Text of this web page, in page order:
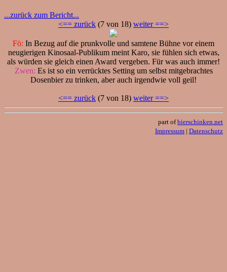
...zurück zum Bericht...
<== zurück (7 von 18) weiter ==>
Fö: In Bezug auf die prunkvolle und samtene Bühne vor einem
neugierigen Kinosaal-Publikum meint Karo, sie fühlen sich etwas,
als würden sie gleich einen Award vergeben. Für was auch immer!
Zwen: Es ist so ein verrücktes Setting um selbst mitgebrachtes
Dosenbier zu trinken, aber auch irgendwie voll geil!
<== zurück (7 von 18) weiter ==>
part ofbierschinken.net
Impressum | Datenschutz